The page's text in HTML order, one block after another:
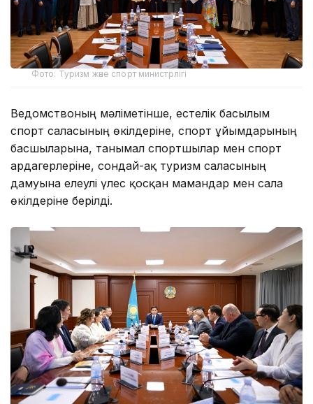
Фото: Туризм және спорт министрлігі
Ведомствоның мәліметінше, естелік басылым
спорт саласының өкілдеріне, спорт ұйымдарының
басшыларына, танымал спортшылар мен спорт
ардагерлеріне, сондай-ақ туризм саласының
дамуына елеулі үлес қосқан мамандар мен сала
өкілдеріне берілді.